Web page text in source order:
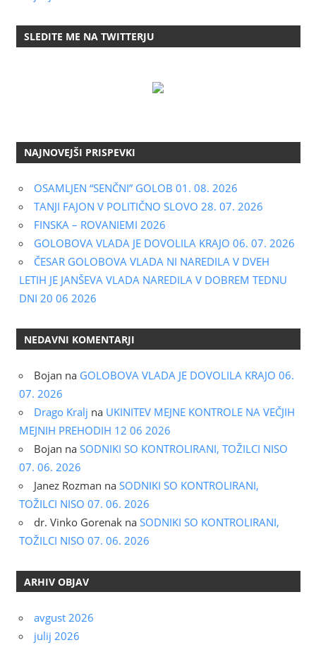
SLEDITE ME NA TWITTERJU
NAJNOVEJŠI PRISPEVKI
OSAMLJEN “SENČNI” GOLOB 01. 08. 2026
TANJI FAJON V POLITIČNO SLOVO 28. 07. 2026
FINSKA – ROVANIEMI 2026
GOLOBOVA VLADA JE DOVOLILA KRAJO 06. 07. 2026
ČESAR GOLOBOVA VLADA NI NAREDILA V DVEH
LETIH JE JANŠEVA VLADA NAREDILA V DOBREM TEDNU
DNI 20 06 2026
NEDAVNI KOMENTARJI
Bojan na GOLOBOVA VLADA JE DOVOLILA KRAJO 06.
07. 2026
Drago Kralj na UKINITEV MEJNE KONTROLE NA VEČJIH
MEJNIH PREHODIH 12 06 2026
Bojan na SODNIKI SO KONTROLIRANI, TOŽILCI NISO
07. 06. 2026
Janez Rozman na SODNIKI SO KONTROLIRANI,
TOŽILCI NISO 07. 06. 2026
dr. Vinko Gorenak na SODNIKI SO KONTROLIRANI,
TOŽILCI NISO 07. 06. 2026
ARHIV OBJAV
avgust 2026
julij 2026